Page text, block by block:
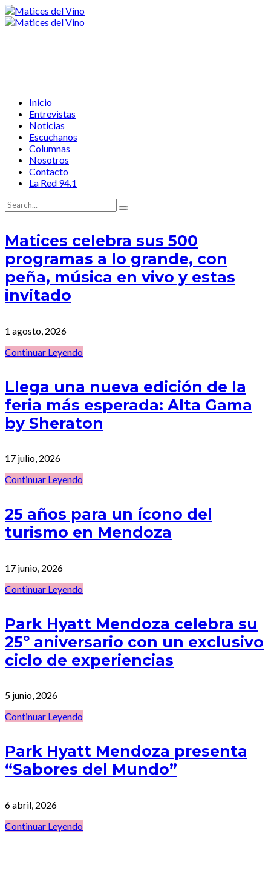
Inicio
Entrevistas
Noticias
Escuchanos
Columnas
Nosotros
Contacto
La Red 94.1
Matices celebra sus 500
programas a lo grande, con
peña, música en vivo y estas
invitado
1 agosto, 2026
Continuar Leyendo
Llega una nueva edición de la
feria más esperada: Alta Gama
by Sheraton
17 julio, 2026
Continuar Leyendo
25 años para un ícono del
turismo en Mendoza
17 junio, 2026
Continuar Leyendo
Park Hyatt Mendoza celebra su
25º aniversario con un exclusivo
ciclo de experiencias
5 junio, 2026
Continuar Leyendo
Park Hyatt Mendoza presenta
“Sabores del Mundo”
6 abril, 2026
Continuar Leyendo